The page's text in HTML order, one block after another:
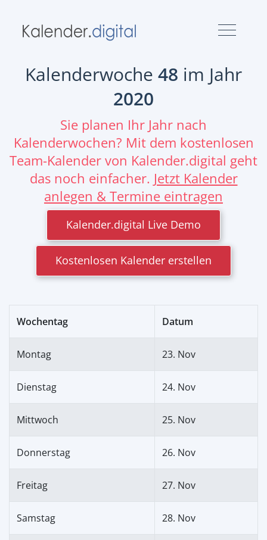
Kalenderwoche 48 im Jahr
2020
Sie planen Ihr Jahr nach
Kalenderwochen? Mit dem kostenlosen
Team-Kalender von Kalender.digital geht
das noch einfacher. Jetzt Kalender
anlegen & Termine eintragen
Kalender.digital Live Demo
Kostenlosen Kalender erstellen
Wochentag Datum
Montag 23. Nov
Dienstag 24. Nov
Mittwoch 25. Nov
Donnerstag 26. Nov
Freitag 27. Nov
Samstag 28. Nov